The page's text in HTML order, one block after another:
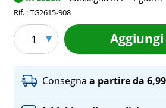
Rif. : TG2615-908
1
Consegnaa partire da